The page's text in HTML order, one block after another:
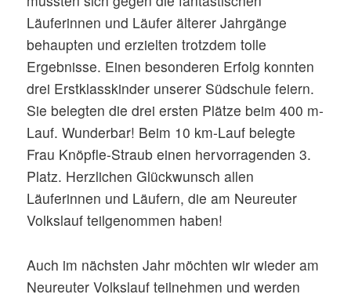
Läuferinnen und Läufer älterer Jahrgänge
behaupten und erzielten trotzdem tolle
Ergebnisse. Einen besonderen Erfolg konnten
drei Erstklasskinder unserer Südschule feiern.
Sie belegten die drei ersten Plätze beim 400 m-
Lauf. Wunderbar! Beim 10 km-Lauf belegte
Frau Knöpfle-Straub einen hervorragenden 3.
Platz. Herzlichen Glückwunsch allen
Läuferinnen und Läufern, die am Neureuter
Volkslauf teilgenommen haben!
Auch im nächsten Jahr möchten wir wieder am
Neureuter Volkslauf teilnehmen und werden